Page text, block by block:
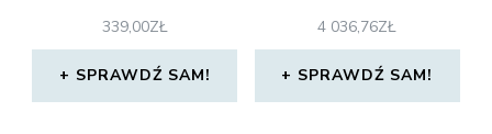
339,00ZŁ
SPRAWDŹ SAM!
4 036,76ZŁ
SPRAWDŹ SAM!